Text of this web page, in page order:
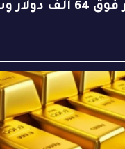
بيتكوين تستقر فوق